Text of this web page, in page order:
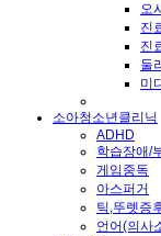
오
진
진
둘
미
소아청소년클리닉
ADHD
학습장애/
게임중독
아스퍼거
틱,뚜렛증
언어(의사